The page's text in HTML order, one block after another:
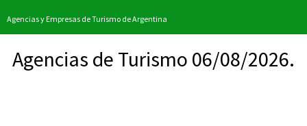
Agencias y Empresas de Turismo de Argentina
Agencias de Turismo 06/08/2026.